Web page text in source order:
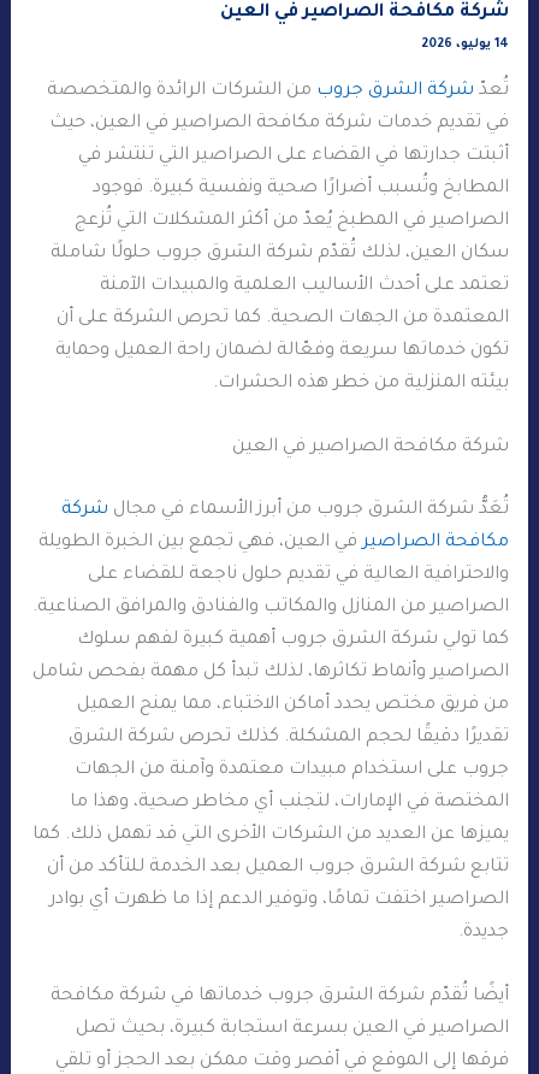
شركة مكافحة الصراصير في العين
14 يوليو، 2026
تُعدّ شركة الشرق جروب من الشركات الرائدة والمتخصصة
في تقديم خدمات شركة مكافحة الصراصير في العين، حيث
أثبتت جدارتها في القضاء على الصراصير التي تنتشر في
المطابخ وتُسبب أضرارًا صحية ونفسية كبيرة. فوجود
الصراصير في المطبخ يُعدّ من أكثر المشكلات التي تُزعج
سكان العين، لذلك تُقدّم شركة الشرق جروب حلولًا شاملة
تعتمد على أحدث الأساليب العلمية والمبيدات الآمنة
المعتمدة من الجهات الصحية. كما تحرص الشركة على أن
تكون خدماتها سريعة وفعّالة لضمان راحة العميل وحماية
بيئته المنزلية من خطر هذه الحشرات.
شركة مكافحة الصراصير في العين
تُعَدُّ شركة الشرق جروب من أبرز الأسماء في مجال شركة
مكافحة الصراصيرفي العين، فهي تجمع بين الخبرة الطويلة
والاحترافية العالية في تقديم حلول ناجعة للقضاء على
الصراصير من المنازل والمكاتب والفنادق والمرافق الصناعية.
كما تولي شركة الشرق جروب أهمية كبيرة لفهم سلوك
الصراصير وأنماط تكاثرها، لذلك تبدأ كل مهمة بفحص شامل
من فريق مختص يحدد أماكن الاختباء، مما يمنح العميل
تقديرًا دقيقًا لحجم المشكلة. كذلك تحرص شركة الشرق
جروب على استخدام مبيدات معتمدة وآمنة من الجهات
المختصة في الإمارات، لتجنب أي مخاطر صحية، وهذا ما
يميزها عن العديد من الشركات الأخرى التي قد تهمل ذلك. كما
تتابع شركة الشرق جروب العميل بعد الخدمة للتأكد من أن
الصراصير اختفت تمامًا، وتوفير الدعم إذا ما ظهرت أي بوادر
جديدة.
أيضًا تُقدّم شركة الشرق جروب خدماتها في شركة مكافحة
الصراصير في العين بسرعة استجابة كبيرة، بحيث تصل
فرقها إلى الموقع في أقصر وقت ممكن بعد الحجز أو تلقي